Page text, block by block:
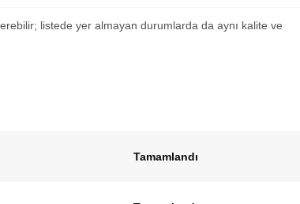
listede yer almayan durumlarda da aynı kalite ve
Tamamlandı